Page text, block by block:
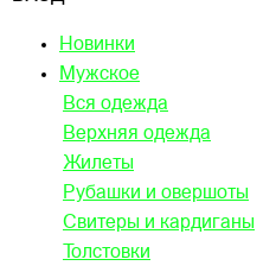
Новинки
Мужское
Вся одежда
Верхняя одежда
Жилеты
Рубашки и овершоты
Свитеры и кардиганы
Толстовки